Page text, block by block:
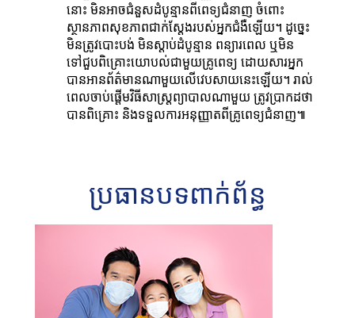
នោះ មិនអាចជំនួសដំបូន្មានពីពេទ្យជំនាញ ចំពោះ
ស្ថានភាពសុខភាពជាក់ស្ដែងរបស់អ្នកជំងឺឡើយ។ ដូច្នេះ
មិនត្រូវបោះបង់ មិនស្ដាប់ដំបូន្មាន ពន្យារពេល ឬមិន
ទៅជួបពិគ្រោះយោបល់ជាមួយគ្រូពេទ្យ ដោយសារអ្នក
បានអានព័ត៌មានណាមួយលើវេបសាយនេះឡើយ។ រាល់
ពេលចាប់ផ្ដើមវិធីសាស្ត្រព្យាបាលណាមួយ ត្រូវប្រាកដថា
បានពិគ្រោះ និងទទួលការអនុញ្ញាតពីគ្រូពេទ្យជំនាញ៕
ប្រធានបទពាក់ព័ន្ធ